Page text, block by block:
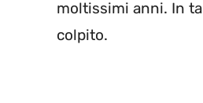
moltissimi anni. In
colpito.